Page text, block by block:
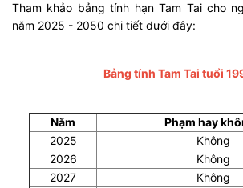
Tham khảo bảng tính hạn Tam Tai cho
năm 2025 - 2050 chi tiết dưới đây:
Bảng tính Tam Tai tuổi
Năm
Phạm hay
2025
Không
2026
Không
2027
Không